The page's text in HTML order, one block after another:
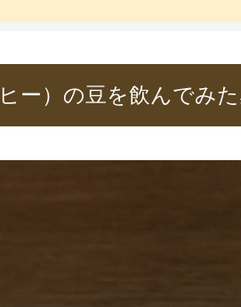
ー）の豆を飲んでみた